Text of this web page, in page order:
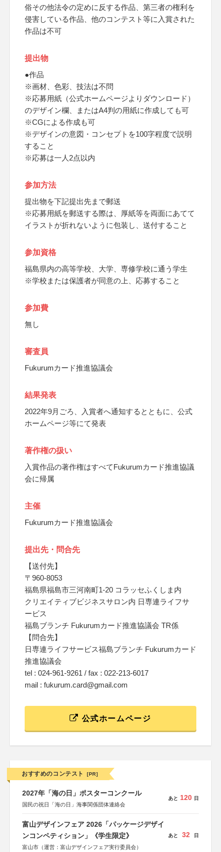
俗その他法令の定めに反する作品、第三者の権利を
侵害している作品、他のコンテスト等に入賞された
作品は不可
提出物
●作品
※画材、色彩、技法は不問
※応募用紙（公式ホームページよりダウンロード）
のデザイン欄、またはA4判の用紙に作成しても可
※CGによる作成も可
※デザインの意図・コンセプトを100字程度で説明
すること
※応募は一人2点以内
参加方法
提出物を下記提出先まで郵送
※応募用紙を郵送する際は、厚紙等を両面にあてて
イラストが折れないように包装し、送付すること
参加資格
福島県内の高等学校、大学、専修学校に通う学生
※学校または保護者が同意の上、応募すること
参加費
無し
審査員
Fukurumカード推進協議会
結果発表
2022年9月ごろ、入賞者へ通知するとともに、公式
ホームページ等にて発表
著作権の扱い
入賞作品の著作権はすべてFukurumカード推進協議
会に帰属
主催
Fukurumカード推進協議会
提出先・問合先
【送付先】
〒960-8053
福島県福島市三河南町1-20 コラッセふくしま内
クリエイティブビジネスサロン内 日専連ライフサ
ービス
福島ブランチ Fukurumカード推進協議会 TR係
【問合先】
日専連ライフサービス福島ブランチ Fukurumカード
推進協議会
tel : 024-961-9261 / fax : 022-213-6017
mail : fukurum.card@gmail.com
公式ホームページ
おすすめのコンテスト [PR]
2027年「海の日」ポスターコンクール
国民の祝日「海の日」海事関係団体連絡会
あと 120 日
富山デザインフェア 2026「パッケージデザイ
ンコンペティション」《学生限定》
富山市（運営：富山デザインフェア実行委員会）
あと 32 日